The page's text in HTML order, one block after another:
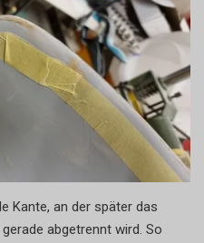
Kante, an der später das
abgetrennt wird. So